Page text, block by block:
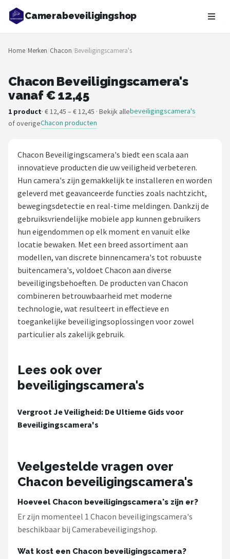
Camerabeveiligingshop
Zoeken
NAVIGATIE
Merken
Blog
Camera Deurbellen
NAS
Shop
POPULAIRE MERKEN
Eufy
Home-Locking
Reolink
EZVIZ
TP-Link
Foscam
Smartwares
ieGeek
Alle merken →
Home/Merken/Chacon/Beveiligingscamera's
Chacon Beveiligingscamera's
vanaf € 12,45
1 product· € 12,45 – € 12,45 · Bekijk allebeveiligingscamera's
of overigeChacon producten
Chacon Beveiligingscamera's biedt een scala aan
innovatieve producten die uw veiligheid verbeteren.
Hun camera's zijn gemakkelijk te installeren en worden
geleverd met geavanceerde functies zoals nachtzicht,
bewegingsdetectie en real-time meldingen. Dankzij de
gebruiksvriendelijke mobiele app kunnen gebruikers
hun eigendommen op elk moment en vanuit elke
locatie bewaken. Met een breed assortiment aan
modellen, van discrete binnencamera's tot robuuste
buitencamera's, voldoet Chacon aan diverse
beveiligingsbehoeften. De producten van Chacon
combineren betrouwbaarheid met moderne
technologie, wat resulteert in effectieve en
toegankelijke beveiligingsoplossingen voor zowel
particulier als zakelijk gebruik.
Lees ook over
beveiligingscamera's
Vergroot Je Veiligheid: De Ultieme Gids voor
Beveiligingscamera's
Veelgestelde vragen over
Chacon beveiligingscamera's
Hoeveel Chacon beveiligingscamera's zijn er?
Er zijn momenteel 1 Chacon beveiligingscamera's
beschikbaar bij Camerabeveiligingshop.
Wat kost een Chacon beveiligingscamera?